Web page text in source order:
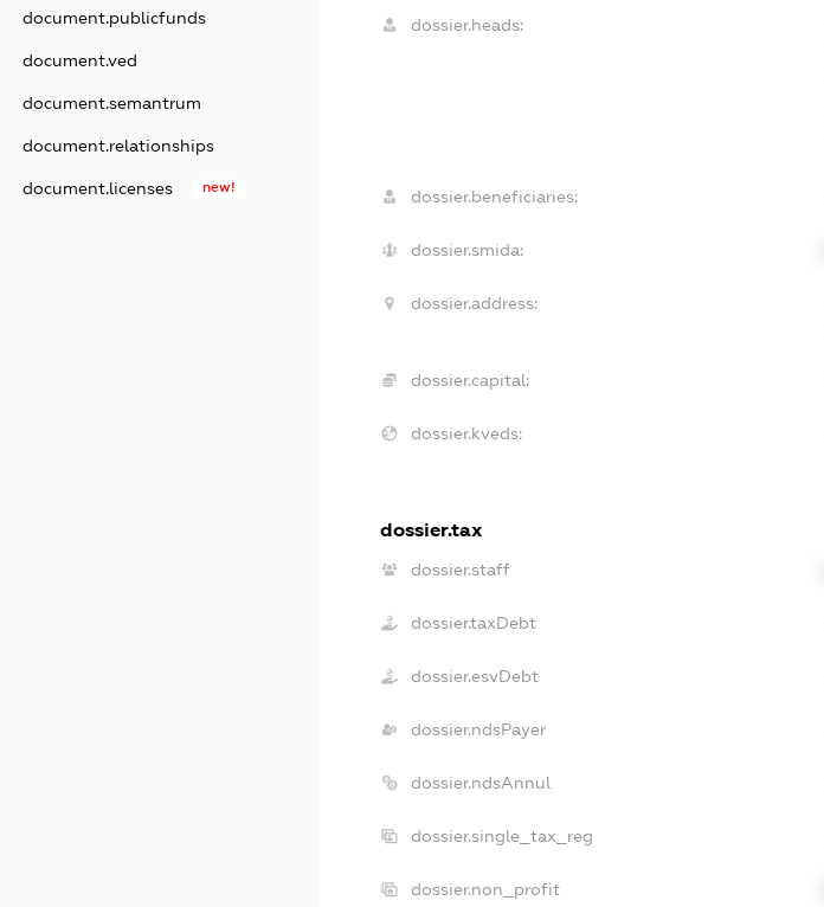
document.publicfunds
document.ved
document.semantrum
document.relationships
document.licenses new!
dossier.heads:
dossier.beneficiaries:
dossier.smida:
dossier.address:
dossier.capital:
dossier.kveds:
dossier.tax
dossier.staff
dossier.taxDebt
dossier.esvDebt
dossier.ndsPayer
dossier.ndsAnnul
dossier.single_tax_reg
dossier.non_profit